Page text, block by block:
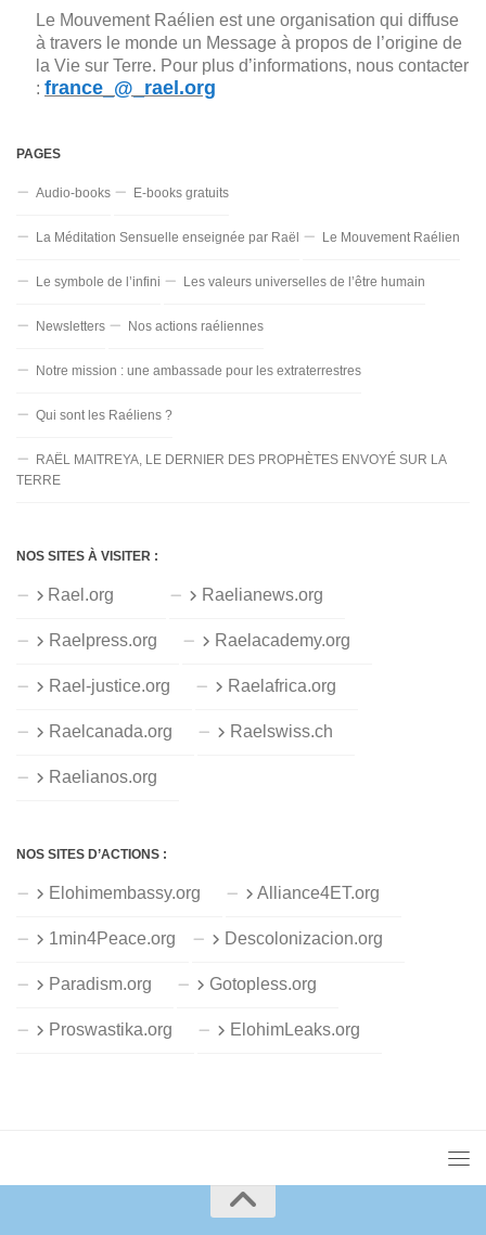
Le Mouvement Raélien est une organisation qui diffuse
à travers le monde un Message à propos de l’origine de
la Vie sur Terre. Pour plus d’informations, nous contacter
: france_@_rael.org
PAGES
Audio-books E-books gratuits
La Méditation Sensuelle enseignée par Raël Le Mouvement Raélien
Le symbole de l’infini Les valeurs universelles de l’être humain
Newsletters Nos actions raéliennes
Notre mission : une ambassade pour les extraterrestres
Qui sont les Raéliens ?
RAËL MAITREYA, LE DERNIER DES PROPHÈTES ENVOYÉ SUR LA
TERRE
NOS SITES À VISITER :
Rael.org Raelianews.org
Raelpress.org Raelacademy.org
Rael-justice.org Raelafrica.org
Raelcanada.org Raelswiss.ch
Raelianos.org
NOS SITES D’ACTIONS :
Elohimembassy.org Alliance4ET.org
1min4Peace.org Descolonizacion.org
Paradism.org Gotopless.org
Proswastika.org ElohimLeaks.org